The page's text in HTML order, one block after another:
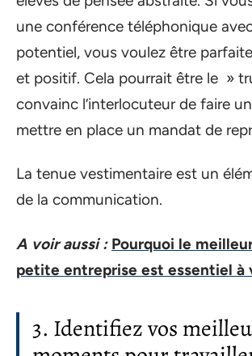
une conférence téléphonique
potentiel, vous voulez être
et positif. Cela pourrait être le »
convainc l’interlocuteur de faire
mettre en place un mandat de
La tenue vestimentaire est un
de la communication.
A voir aussi : Pourquoi le
petite entreprise est essentiel à
3. Identifiez vos